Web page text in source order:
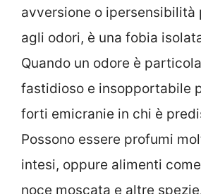
avversione o ipersensibilità
agli odori, è una fobia
Quando un odore è
fastidioso e insopportabile
forti emicranie in chi è
Possono essere profumi
intesi, oppure alimenti
noce moscata e altre